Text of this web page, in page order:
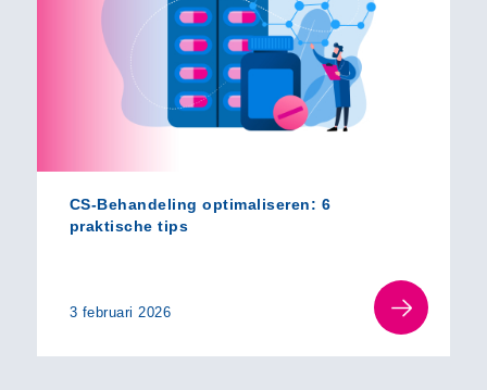
CS-Behandeling optimaliseren: 6
praktische tips
3 februari 2026